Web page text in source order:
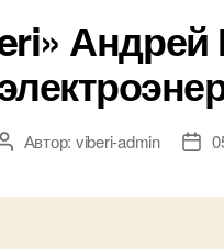
АвторАвтор: viberi-admin